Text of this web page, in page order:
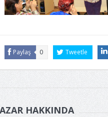
Paylaş 0 Tweetle
HAKKINDA